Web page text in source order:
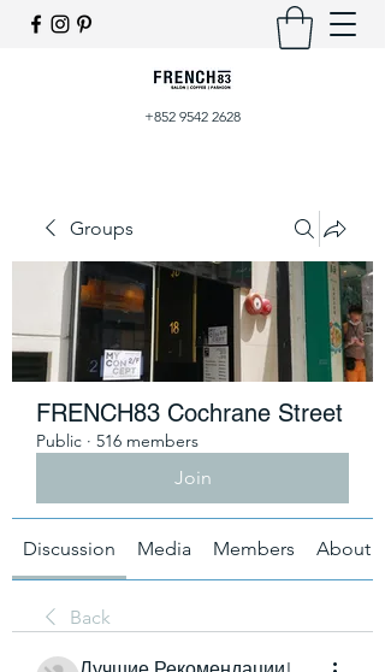
+852 9542 2628
Groups
FRENCH83 Cochrane Street
Public · 516 members
Join
Discussion Media Members About
Back